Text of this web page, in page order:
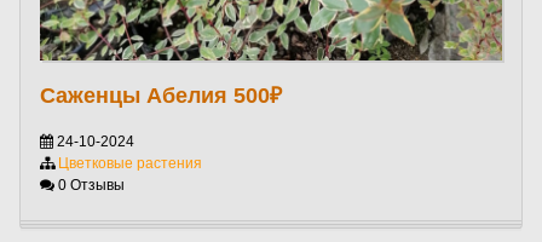
Саженцы Абелия 500₽
24-10-2024
Цветковые растения
0 Отзывы